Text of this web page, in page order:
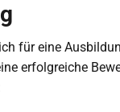
für eine
erfolgreiche